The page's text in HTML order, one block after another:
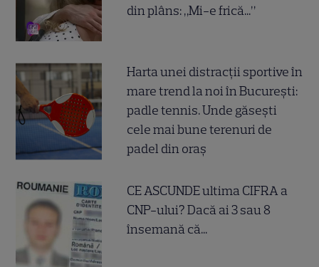
din plâns: „Mi-e frică...”
Harta unei distracții sportive în
mare trend la noi în București:
padle tennis. Unde găsești
cele mai bune terenuri de
padel din oraș
CE ASCUNDE ultima CIFRA a
CNP-ului? Dacă ai 3 sau 8
însemană că...